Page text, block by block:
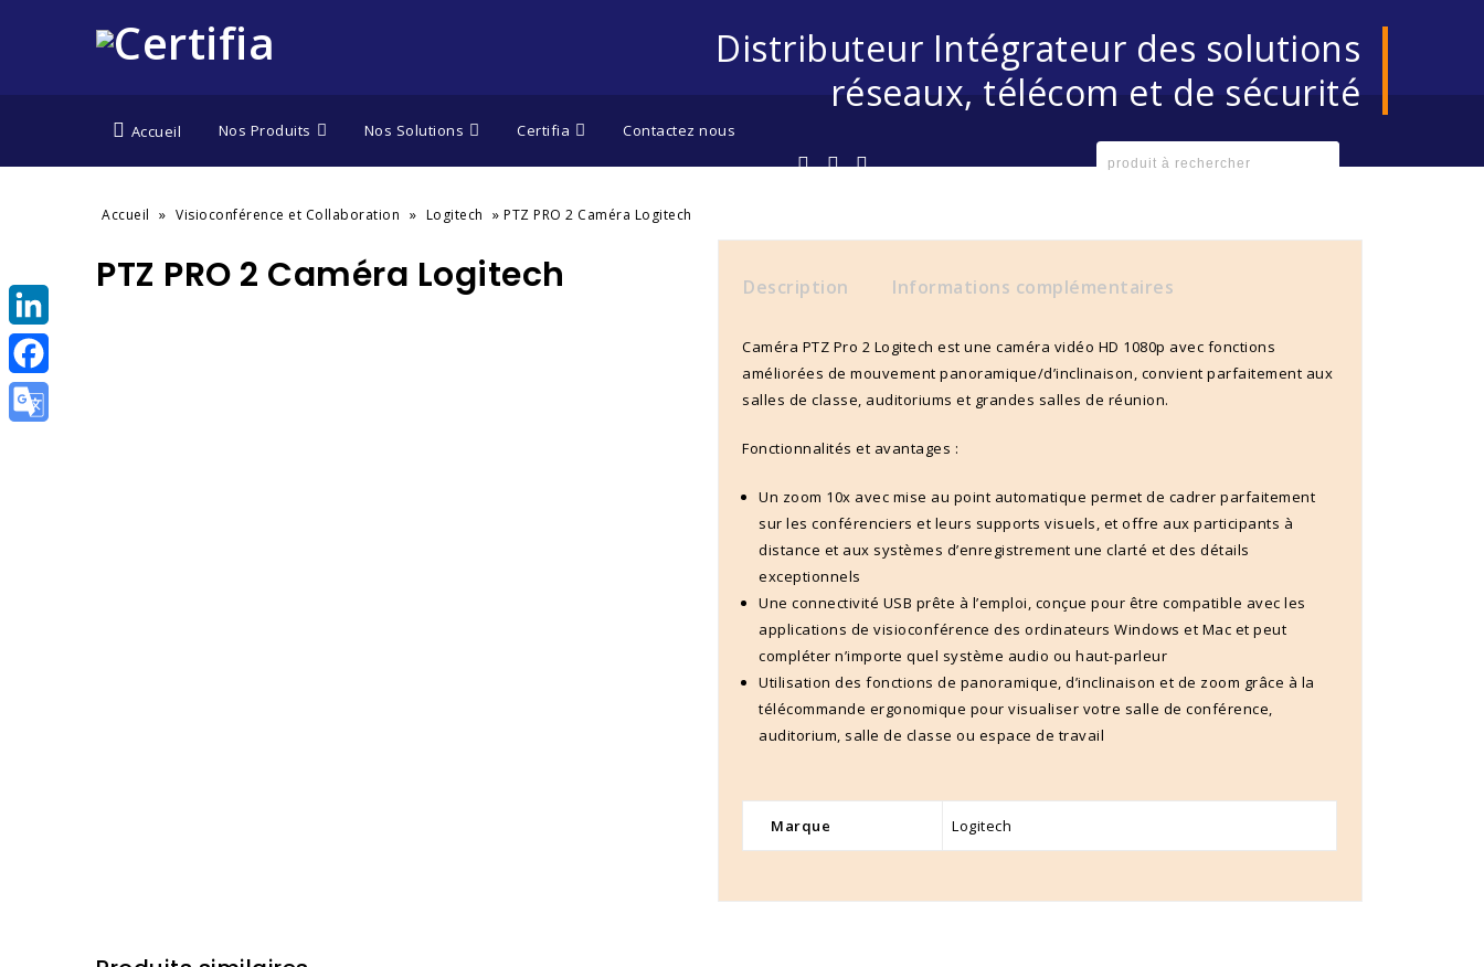
Distributeur Intégrateur des solutions
réseaux, télécom et de sécurité
Accueil Nos Produits Nos Solutions Certifia Contactez nous
Accueil » Visioconférence et Collaboration » Logitech » PTZ PRO 2 Caméra Logitech
PTZ PRO 2 Caméra Logitech Description Informations complémentaires
Caméra PTZ Pro 2 Logitech est une caméra vidéo HD 1080p avec fonctions
améliorées de mouvement panoramique/d’inclinaison, convient parfaitement aux
salles de classe, auditoriums et grandes salles de réunion.
Fonctionnalités et avantages :
Un zoom 10x avec mise au point automatique permet de cadrer parfaitement
sur les conférenciers et leurs supports visuels, et offre aux participants à
distance et aux systèmes d’enregistrement une clarté et des détails
exceptionnels
Une connectivité USB prête à l’emploi, conçue pour être compatible avec les
applications de visioconférence des ordinateurs Windows et Mac et peut
compléter n’importe quel système audio ou haut-parleur
Utilisation des fonctions de panoramique, d’inclinaison et de zoom grâce à la
télécommande ergonomique pour visualiser votre salle de conférence,
auditorium, salle de classe ou espace de travail
Marque Logitech
LinkedIn
Facebook